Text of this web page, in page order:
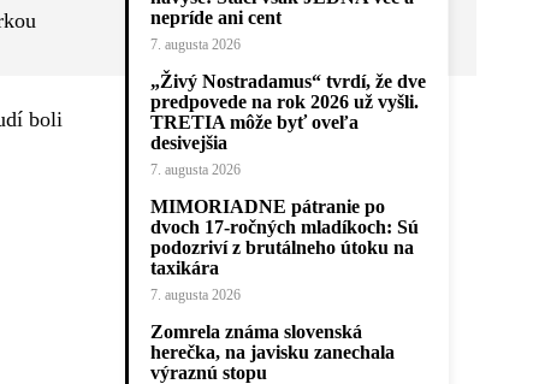
boli
nepríde ani cent
7. augusta 2026
„Živý Nostradamus“ tvrdí, že dve
predpovede na rok 2026 už vyšli.
TRETIA môže byť oveľa
desivejšia
7. augusta 2026
MIMORIADNE pátranie po
dvoch 17-ročných mladíkoch: Sú
podozriví z brutálneho útoku na
taxikára
7. augusta 2026
Zomrela známa slovenská
herečka, na javisku zanechala
výraznú stopu